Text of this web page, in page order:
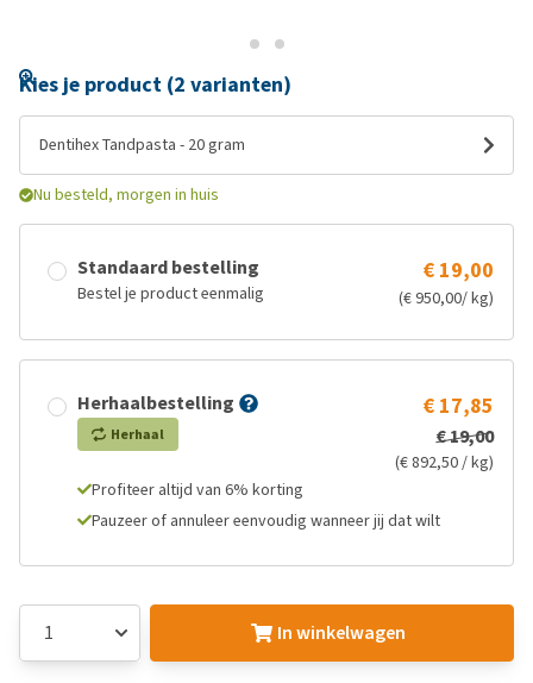
Kies je product (2 varianten)
Dentihex Tandpasta - 20 gram
Nu besteld, morgen in huis
Standaard bestelling
Bestel je product eenmalig
€ 19,00
(€ 950,00/ kg)
Herhaalbestelling
Herhaal
€ 17,85
€ 19,00
(€ 892,50 / kg)
Profiteer altijd van 6% korting
Pauzeer of annuleer eenvoudig wanneer jij dat wilt
In winkelwagen